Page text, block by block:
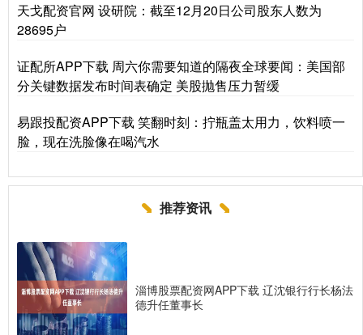
天戈配资官网 设研院：截至12月20日公司股东人数为
28695户
证配所APP下载 周六你需要知道的隔夜全球要闻：美国部
分关键数据发布时间表确定 美股抛售压力暂缓
易跟投配资APP下载 笑翻时刻：拧瓶盖太用力，饮料喷一
脸，现在洗脸像在喝汽水
推荐资讯
淄博股票配资网APP下载 辽沈银行行长杨法
德升任董事长